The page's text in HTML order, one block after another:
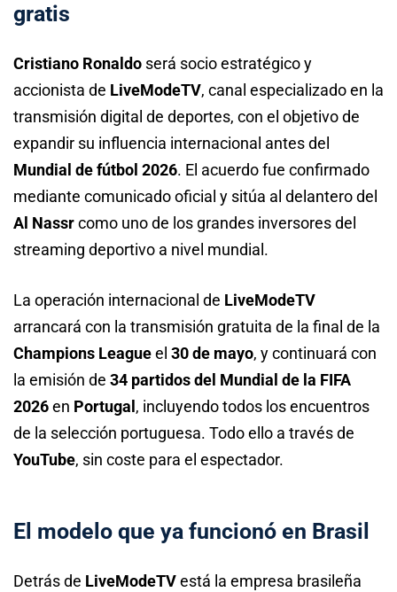
gratis
Cristiano Ronaldo será socio estratégico y
accionista de LiveModeTV, canal especializado en la
transmisión digital de deportes, con el objetivo de
expandir su influencia internacional antes del
Mundial de fútbol 2026. El acuerdo fue confirmado
mediante comunicado oficial y sitúa al delantero del
Al Nassrcomo uno de los grandes inversores del
streaming deportivo a nivel mundial.
La operación internacional de LiveModeTV
arrancará con la transmisión gratuita de la final de la
Champions Leagueel 30 de mayo, y continuará con
la emisión de 34 partidos del Mundial de la FIFA
2026en Portugal , incluyendo todos los encuentros
de la selección portuguesa. Todo ello a través de
YouTube, sin coste para el espectador.
El modelo que ya funcionó en Brasil
Detrás de LiveModeTVestá la empresa brasileña